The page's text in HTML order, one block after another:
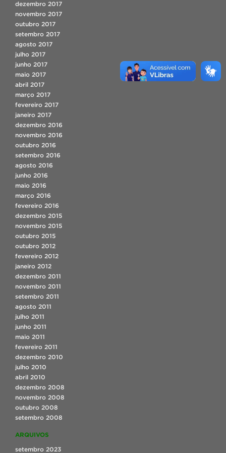
dezembro 2017
novembro 2017
outubro 2017
setembro 2017
agosto 2017
julho 2017
junho 2017
maio 2017
abril 2017
março 2017
fevereiro 2017
janeiro 2017
dezembro 2016
novembro 2016
outubro 2016
setembro 2016
agosto 2016
junho 2016
maio 2016
março 2016
fevereiro 2016
dezembro 2015
novembro 2015
outubro 2015
outubro 2012
fevereiro 2012
janeiro 2012
dezembro 2011
novembro 2011
setembro 2011
agosto 2011
julho 2011
junho 2011
maio 2011
fevereiro 2011
dezembro 2010
julho 2010
abril 2010
dezembro 2008
novembro 2008
outubro 2008
setembro 2008
ARQUIVOS
setembro 2023